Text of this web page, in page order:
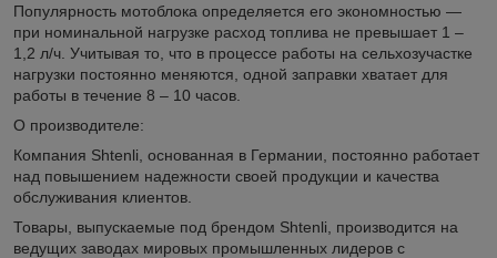
Популярность мотоблока определяется его экономностью —
при номинальной нагрузке расход топлива не превышает 1 –
1,2 л/ч. Учитывая то, что в процессе работы на сельхозучастке
нагрузки постоянно меняются, одной заправки хватает для
работы в течение 8 – 10 часов.
О производителе:
Компания Shtenli, основанная в Германии, постоянно работает
над повышением надежности своей продукции и качества
обслуживания клиентов.
Товары, выпускаемые под брендом Shtenli, производится на
ведущих заводах мировых промышленных лидеров с